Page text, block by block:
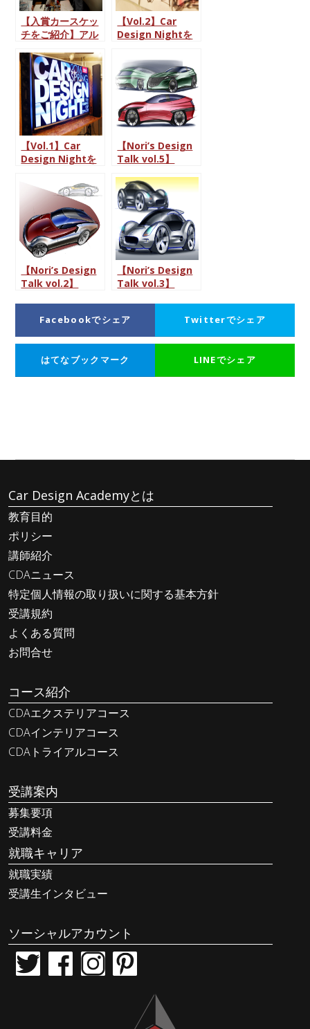
【入賞カースケッ
チをご紹介】アル
ザインバトル2015
【Vol.2】Car
Design Nightを
o-f-u & Car
Design
Academy in
FabCafe
【Vol.1】Car
Design Nightを
o-f-u & Car
Academy in
FabCafe
【Nori’s Design
Talk vol.5】
ューティングブレ
ーク
【Nori’s Design
Talk vol.2】
【Nori’s Design
Talk vol.3】
Facebookでシェア Twitterでシェア
はてなブックマーク LINEでシェア
Car Design Academyとは
教育目的
ポリシー
講師紹介
CDAニュース
特定個人情報の取り扱いに関する基本方針
受講規約
よくある質問
お問合せ
コース紹介
CDAエクステリアコース
CDAインテリアコース
CDAトライアルコース
受講案内
募集要項
受講料金
就職キャリア
就職実績
受講生インタビュー
ソーシャルアカウント